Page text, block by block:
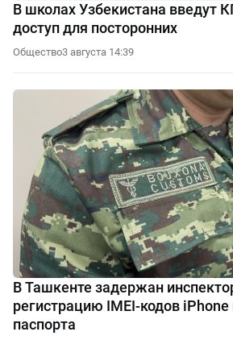
В школах Узбекистана введут
доступ для посторонних
Общество3 августа 14:39
В Ташкенте задержан
регистрацию IMEI-кодов
паспорта